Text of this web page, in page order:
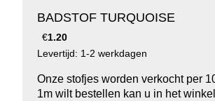
BADSTOF TURQUOISE
€1.20
Levertijd: 1-2 werkdagen
Onze stofjes worden verkocht per
1m wilt bestellen kan u in het